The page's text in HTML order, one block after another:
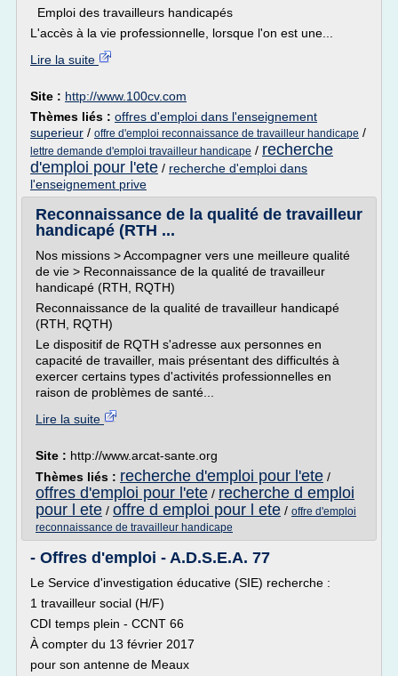
Emploi des travailleurs handicapés
L'accès à la vie professionnelle, lorsque l'on est une...
Lire la suite
Site : http://www.100cv.com
Thèmes liés : offres d'emploi dans l'enseignement
superieur / offre d'emploi reconnaissance de travailleur handicape /
lettre demande d'emploi travailleur handicape / recherche
d'emploi pour l'ete / recherche d'emploi dans
l'enseignement prive
Reconnaissance de la qualité de travailleur
handicapé (RTH ...
Nos missions > Accompagner vers une meilleure qualité
de vie > Reconnaissance de la qualité de travailleur
handicapé (RTH, RQTH)
Reconnaissance de la qualité de travailleur handicapé
(RTH, RQTH)
Le dispositif de RQTH s'adresse aux personnes en
capacité de travailler, mais présentant des difficultés à
exercer certains types d'activités professionnelles en
raison de problèmes de santé...
Lire la suite
Site : http://www.arcat-sante.org
Thèmes liés : recherche d'emploi pour l'ete /
offres d'emploi pour l'ete / recherche d emploi
pour l ete / offre d emploi pour l ete / offre d'emploi
reconnaissance de travailleur handicape
- Offres d'emploi - A.D.S.E.A. 77
Le Service d'investigation éducative (SIE) recherche :
1 travailleur social (H/F)
CDI temps plein - CCNT 66
À compter du 13 février 2017
pour son antenne de Meaux